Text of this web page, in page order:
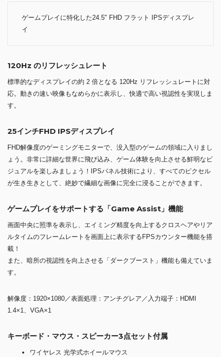
ゲームプレイに特化した24.5" FHD フラット IPSディスプレ
イ
120Hz のリフレッシュレート
標準的なディスプレイの約 2 倍となる 120Hz リフレッシュレートに対
応。動きの速い映像もなめらかに表示し、快適で高い視認性を実現しま
す。
25インチFHD IPSディスプレイ
FHD解像度のゲーミングモニターで、没入型のゲームの領域に入りまし
ょう。非常に詳細な世界に飛び込み、ゲーム体験を向上させる鮮明なビ
ジュアルを楽しみましょう！IPSパネル技術により、すべてのピクセル
が生き生きとして、絶妙で繊細な画像に完全に浸ることができます。
ゲームプレイをサポートする「Game Assist」機能
画面中央に照準を表示し、エイミング精度を向上するクロスヘアやリア
ルタイムのフレームレートを画面上に表示するFPSカウンター機能を搭
載！
また、暗所の視認性を向上させる「ダークブースト」機能も備えていま
す。
解像度：1920×1080／表面処理：アンチグレア／入力端子：HDMI
1.4×1、VGA×1
キーボード・マウス・スピーカー3点セット付属
ワイヤレス 光学式ホイールマウス